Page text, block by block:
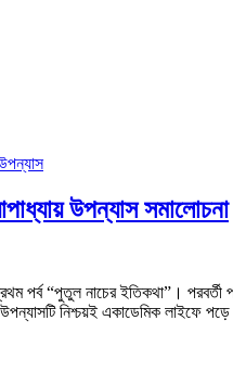
উপন্যাস সমালোচনা
পর্ব “পুতুল নাচের ইতিকথা”।
উপন্যাসটি নিশ্চয়ই একাডেমিক লাইফে